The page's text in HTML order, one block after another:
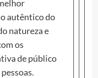
autêntico do
natureza e
os
de público